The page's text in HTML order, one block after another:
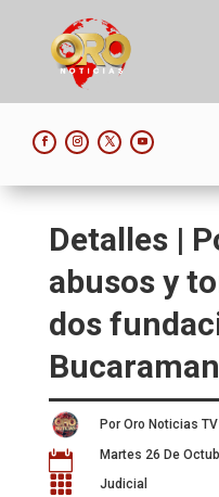
Detalles |
abusos y
dos
Por Oro Noticias TV
 Martes 26 De
 Judicial